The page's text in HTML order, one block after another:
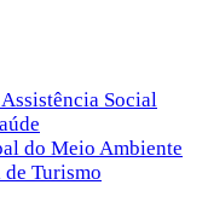
Social
do Meio Ambiente
Turismo